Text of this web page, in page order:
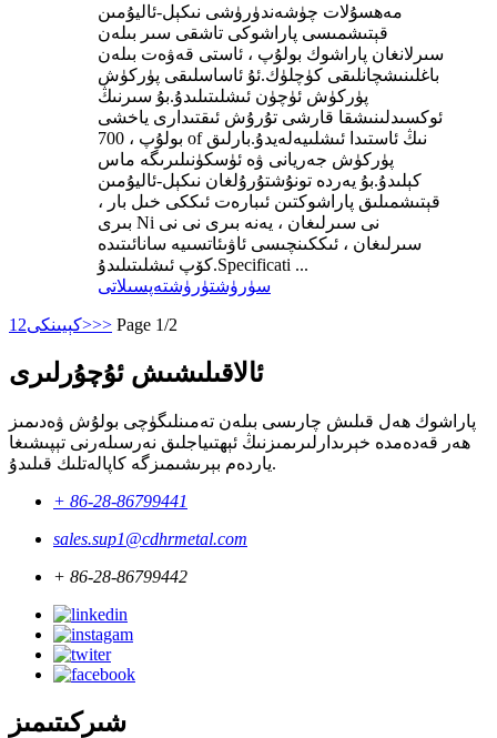
مەھسۇلات چۈشەندۈرۈشى نىكېل-ئاليۇمىن
قېتىشمىسى پاراشوكى تاشقى سىر بىلەن
سىرلانغان پاراشوك بولۇپ ، ئاستى قەۋەت بىلەن
باغلىنىشچانلىقى كۈچلۈك.ئۇ ئاساسلىقى پۈركۈش
پۈركۈش ئۈچۈن ئىشلىتىلىدۇ.بۇ سىرنىڭ
ئوكسىدلىنىشقا قارشى تۇرۇش ئىقتىدارى ياخشى
بولۇپ ، 700 of نىڭ ئاستىدا ئىشلىيەلەيدۇ.بارلىق
پۈركۈش جەريانى ۋە ئۈسكۈنىلىرىگە ماس
كېلىدۇ.بۇ يەردە تونۇشتۇرۇلغان نىكېل-ئاليۇمىن
قېتىشمىلىق پاراشوكتىن ئىبارەت ئىككى خىل بار ،
بىرى Ni نى سىرلىغان ، يەنە بىرى نى نى
سىرلىغان ، ئىككىنچىسى ئاۋىئاتسىيە سانائىتىدە
كۆپ ئىشلىتىلىدۇ.Specificati ...
سۈرۈشتۈرۈشتەپسىلاتى
1 2 كېيىنكى>>> Page 1/2
ئالاقىلىشىش ئۇچۇرلىرى
پاراشوك ھەل قىلىش چارىسى بىلەن تەمىنلىگۈچى بولۇش ۋەدىمىز
ھەر قەدەمدە خېرىدارلىرىمىزنىڭ ئېھتىياجلىق نەرسىلەرنى تېپىشىغا
ياردەم بېرىشىمىزگە كاپالەتلىك قىلىدۇ.
+ 86-28-86799441
sales.sup1@cdhrmetal.com
+ 86-28-86799442
شىركىتىمىز